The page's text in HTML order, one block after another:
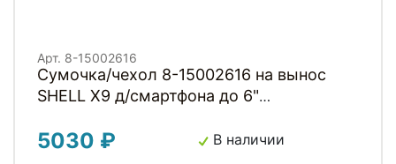
Арт. 8-15002616
Сумочка/чехол 8-15002616 на вынос
SHELL X9 д/смартфона до 6"
на вынос, 47г черная AUTHOR
5030 ₽ В наличии